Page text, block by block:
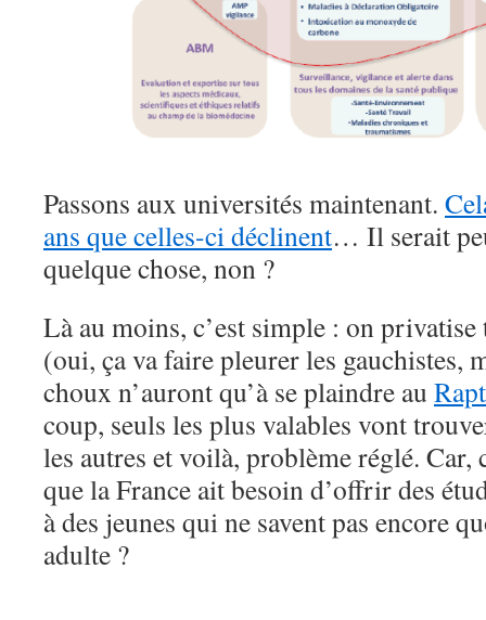
Passons aux universités maintenant.
ans que celles-ci déclinent… Il serait
quelque chose, non ?
Là au moins, c’est simple : on privatise
(oui, ça va faire pleurer les gauchistes,
choux n’auront qu’à se plaindre au
coup, seuls les plus valables vont
les autres et voilà, problème réglé.
que la France ait besoin d’offrir des
à des jeunes qui ne savent pas encore
adulte ?